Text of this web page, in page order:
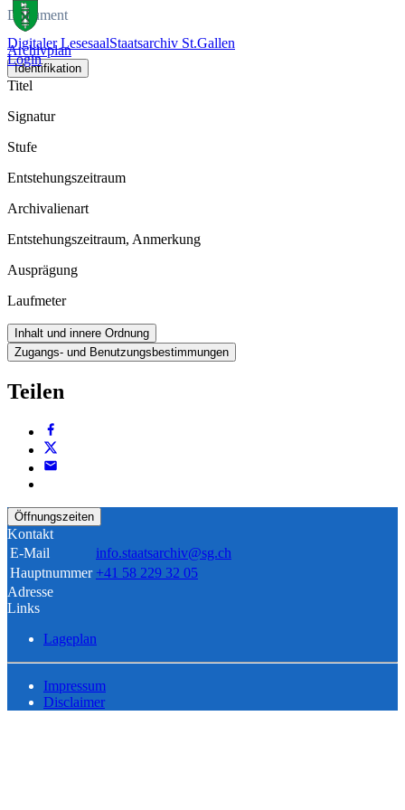
Digitaler LesesaalStaatsarchiv St.Gallen
Login
Dokument
Archivplan
Identifikation
Titel
Signatur
Stufe
Entstehungszeitraum
Archivalienart
Entstehungszeitraum, Anmerkung
Ausprägung
Laufmeter
Inhalt und innere Ordnung
Zugangs- und Benutzungsbestimmungen
Teilen
Öffnungszeiten
Kontakt
E-Mail
info.staatsarchiv@sg.ch
Hauptnummer +41 58 229 32 05
Adresse
Links
Lageplan
Impressum
Disclaimer